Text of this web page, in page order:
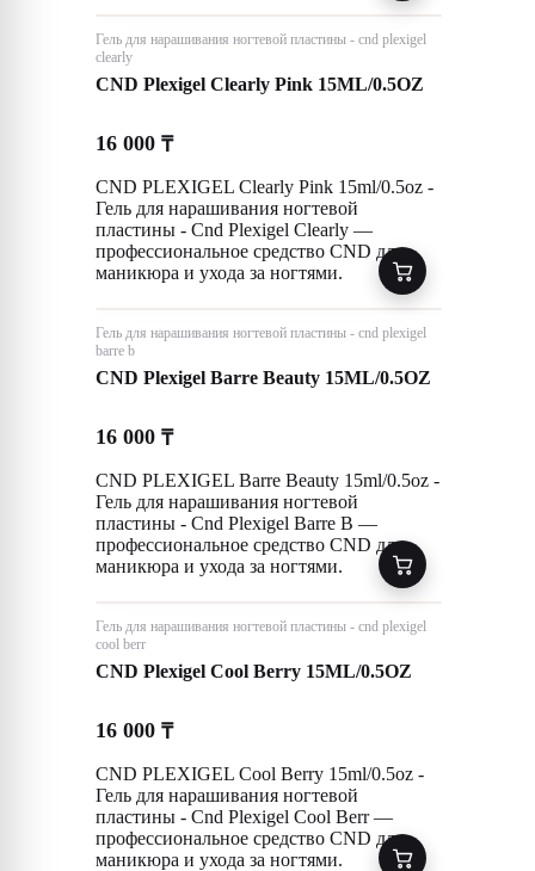
Гель для нарашивания ногтевой пластины - cnd plexigel
clearly
CND Plexigel Clearly Pink 15ML/0.5OZ
16 000 ₸
CND PLEXIGEL Clearly Pink 15ml/0.5oz -
Гель для нарашивания ногтевой
пластины - Cnd Plexigel Clearly —
профессиональное средство CND для
маникюра и ухода за ногтями.
Гель для нарашивания ногтевой пластины - cnd plexigel
barre b
CND Plexigel Barre Beauty 15ML/0.5OZ
16 000 ₸
CND PLEXIGEL Barre Beauty 15ml/0.5oz -
Гель для нарашивания ногтевой
пластины - Cnd Plexigel Barre B —
профессиональное средство CND для
маникюра и ухода за ногтями.
Гель для нарашивания ногтевой пластины - cnd plexigel
cool berr
CND Plexigel Cool Berry 15ML/0.5OZ
16 000 ₸
CND PLEXIGEL Cool Berry 15ml/0.5oz -
Гель для нарашивания ногтевой
пластины - Cnd Plexigel Cool Berr —
профессиональное средство CND для
маникюра и ухода за ногтями.